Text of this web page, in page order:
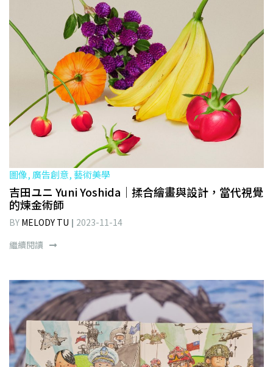
圖像, 廣告創意, 藝術美學
吉田ユニ Yuni Yoshida｜揉合繪畫與設計，當代視覺
的煉金術師
BY MELODY TU
2023-11-14
繼續閱讀